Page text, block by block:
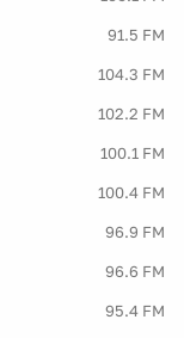
91.5 FM
104.3 FM
102.2 FM
100.1 FM
100.4 FM
96.9 FM
96.6 FM
95.4 FM